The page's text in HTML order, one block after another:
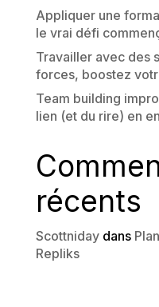
Appliquer une
le vrai défi
Travailler avec des
forces, boostez
Team building
lien (et du rire) en
récents
Scottnidaydans
Repliks